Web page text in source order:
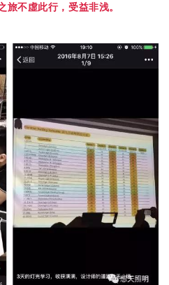
旅不虛此行，受益非浅。